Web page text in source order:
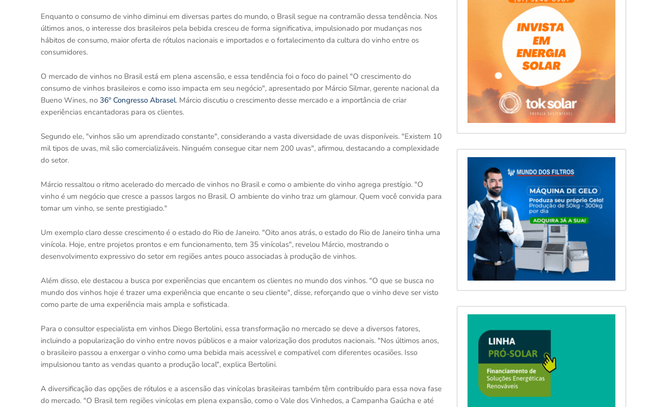
Enquanto o consumo de vinho diminui em diversas partes do mundo, o Brasil segue na contramão dessa tendência. Nos
últimos anos, o interesse dos brasileiros pela bebida cresceu de forma significativa, impulsionado por mudanças nos
hábitos de consumo, maior oferta de rótulos nacionais e importados e o fortalecimento da cultura do vinho entre os
consumidores.
O mercado de vinhos no Brasil está em plena ascensão, e essa tendência foi o foco do painel "O crescimento do
consumo de vinhos brasileiros e como isso impacta em seu negócio", apresentado por Márcio Silmar, gerente nacional da
Bueno Wines, no 36º Congresso Abrasel. Márcio discutiu o crescimento desse mercado e a importância de criar
experiências encantadoras para os clientes.
Segundo ele, "vinhos são um aprendizado constante", considerando a vasta diversidade de uvas disponíveis. "Existem 10
mil tipos de uvas, mil são comercializáveis. Ninguém consegue citar nem 200 uvas", afirmou, destacando a complexidade
do setor.
Márcio ressaltou o ritmo acelerado do mercado de vinhos no Brasil e como o ambiente do vinho agrega prestígio. "O
vinho é um negócio que cresce a passos largos no Brasil. O ambiente do vinho traz um glamour. Quem você convida para
tomar um vinho, se sente prestigiado."
Um exemplo claro desse crescimento é o estado do Rio de Janeiro. "Oito anos atrás, o estado do Rio de Janeiro tinha uma
vinícola. Hoje, entre projetos prontos e em funcionamento, tem 35 vinícolas", revelou Márcio, mostrando o
desenvolvimento expressivo do setor em regiões antes pouco associadas à produção de vinhos.
Além disso, ele destacou a busca por experiências que encantem os clientes no mundo dos vinhos. "O que se busca no
mundo dos vinhos hoje é trazer uma experiência que encante o seu cliente", disse, reforçando que o vinho deve ser visto
como parte de uma experiência mais ampla e sofisticada.
Para o consultor especialista em vinhos Diego Bertolini, essa transformação no mercado se deve a diversos fatores,
incluindo a popularização do vinho entre novos públicos e a maior valorização dos produtos nacionais. "Nos últimos anos,
o brasileiro passou a enxergar o vinho como uma bebida mais acessível e compatível com diferentes ocasiões. Isso
impulsionou tanto as vendas quanto a produção local", explica Bertolini.
A diversificação das opções de rótulos e a ascensão das vinícolas brasileiras também têm contribuído para essa nova fase
do mercado. "O Brasil tem regiões vinícolas em plena expansão, como o Vale dos Vinhedos, a Campanha Gaúcha e até